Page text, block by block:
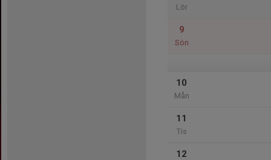
Lör
9
Sön
10
Mån
11
Tis
12